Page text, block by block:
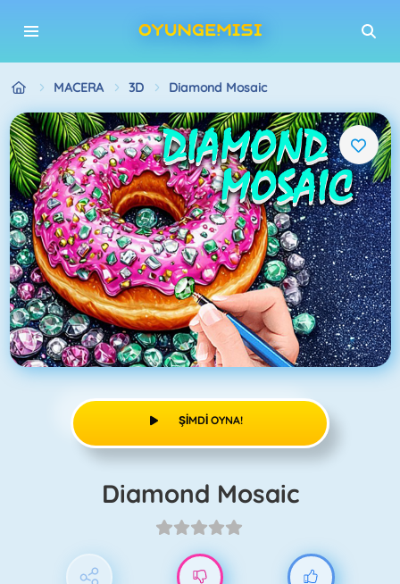
MACERA 3D Diamond Mosaic
ŞIMDI OYNA!
Diamond Mosaic